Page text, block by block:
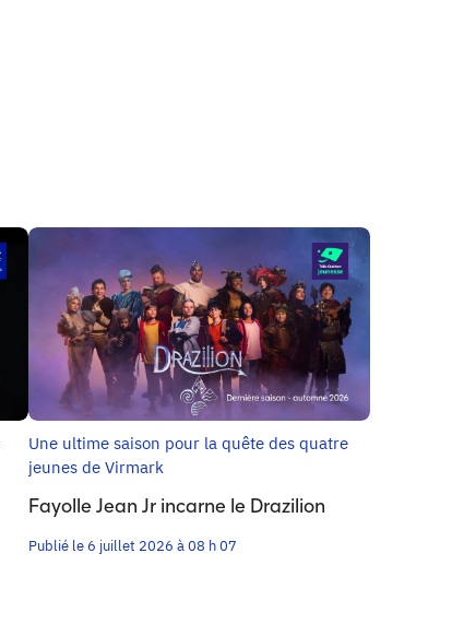
Une ultime saison pour la quête des quatre
jeunes de Virmark
Fayolle Jean Jr incarne le Drazilion
Publié le 6 juillet 2026 à 08 h 07